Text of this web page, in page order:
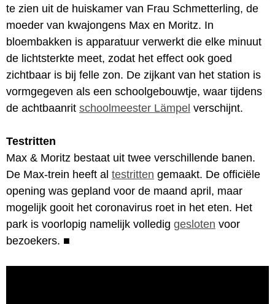
te zien uit de huiskamer van Frau Schmetterling, de
moeder van kwajongens Max en Moritz. In
bloembakken is apparatuur verwerkt die elke minuut
de lichtsterkte meet, zodat het effect ook goed
zichtbaar is bij felle zon. De zijkant van het station is
vormgegeven als een schoolgebouwtje, waar tijdens
de achtbaanrit schoolmeester Lämpel verschijnt.
Testritten
Max & Moritz bestaat uit twee verschillende banen.
De Max-trein heeft al testritten gemaakt. De officiële
opening was gepland voor de maand april, maar
mogelijk gooit het coronavirus roet in het eten. Het
park is voorlopig namelijk volledig gesloten voor
bezoekers. ■